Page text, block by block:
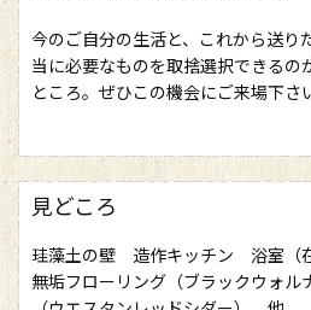
今のご自分の生活と、これから送り
当に必要なものを取捨選択できるの
ところ。ぜひこの機会にご来場下さ
見どころ
珪藻土の壁 造作キッチン 浴室（在
無垢フローリング（ブラックウォ